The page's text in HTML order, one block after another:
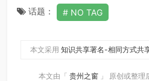
话题： NO TAG
本文采用 知识共享署名-相同方式共
本文由「 贵州之窗 」 原创或整理